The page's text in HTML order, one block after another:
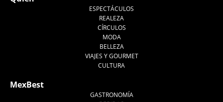
ESPECTÁCULOS
REALEZA
CÍRCULOS
MODA
BELLEZA
VIAJES Y GOURMET
CULTURA
MexBest
GASTRONOMÍA